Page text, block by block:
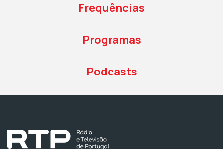
Frequências
Programas
Podcasts